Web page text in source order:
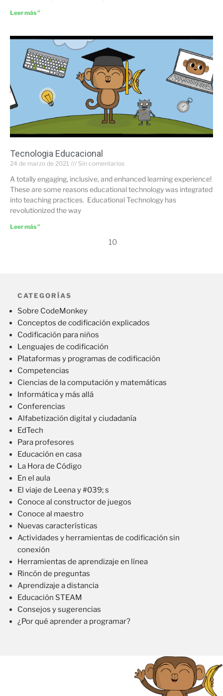
Leer más "
Tecnologia Educacional
24 de marzo de 2021 Sin comentarios
A totally engaging, inclusive, and enhanced learning experience!
These are some reasons educational technology was integrated
into teaching practices. Educational Technology has
revolutionized the way
Leer más "
10
CATEGORÍAS
Sobre CodeMonkey
Conceptos de codificación explicados
Codificación para niños
Lenguajes de codificación
Plataformas y programas de codificación
Competencias
Ciencias de la computación y matemáticas
Informática y más allá
Conferencias
Alfabetización digital y ciudadanía
EdTech
Para profesores
Educación en casa
La Hora de Código
En el aula
El viaje de Leena y #039; s
Conoce al constructor de juegos
Conoce al maestro
Nuevas características
Actividades y herramientas de codificación sin
conexión
Herramientas de aprendizaje en línea
Rincón de preguntas
Aprendizaje a distancia
Educación STEAM
Consejos y sugerencias
¿Por qué aprender a programar?